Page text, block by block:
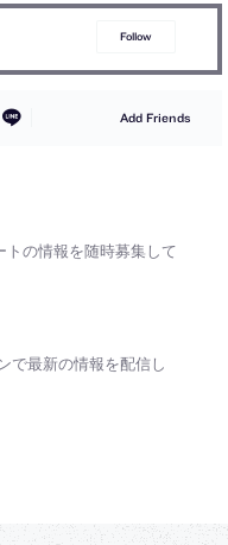
Follow
Add Friends
の情報を随時募集して
で最新の情報を配信し